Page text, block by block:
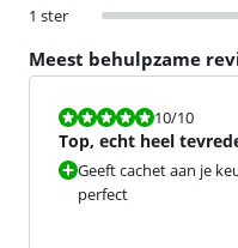
1 ster
Meest behulpzame
Beoordeling is 10 van de 10.
10/10
Top, echt heel
Geeft cachet aan je
perfect